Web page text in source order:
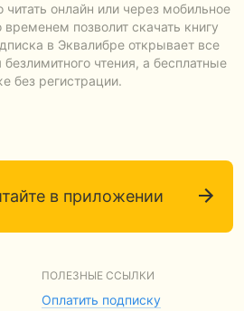
онлайн или через мобильное
позволит скачать книгу
в Эквалибре открывает все
безлимитного чтения, а бесплатные
без регистрации.
в приложении
ПОЛЕЗНЫЕ ССЫЛКИ
Оплатить подписку